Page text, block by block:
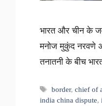
भारत और चीन के
मनोज मुकुंद नरवणे
तनातनी के बीच
Tags
border,chief of
india china dispute,